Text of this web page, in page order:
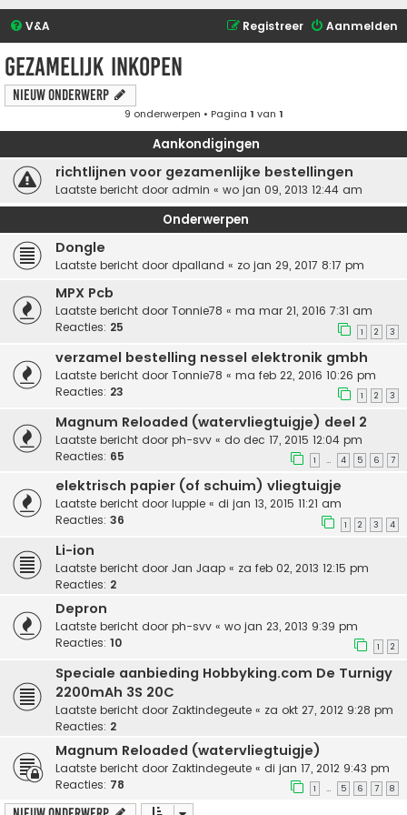
V&A Aanmelden
Registreer
Gezamelijk inkopen
Nieuw onderwerp
9 onderwerpen • Pagina 1 van 1
Aankondigingen
richtlijnen voor gezamenlijke bestellingen
Laatste bericht door admin « wo jan 09, 2013 12:44 am
Onderwerpen
Dongle
Laatste bericht door dpalland « zo jan 29, 2017 8:17 pm
MPX Pcb
Laatste bericht door Tonnie78 « ma mar 21, 2016 7:31 am
Reacties: 25 1 2 3
verzamel bestelling nessel elektronik gmbh
Laatste bericht door Tonnie78 « ma feb 22, 2016 10:26 pm
Reacties: 23 1 2 3
Magnum Reloaded (watervliegtuigje) deel 2
Laatste bericht door ph-svv « do dec 17, 2015 12:04 pm
Reacties: 65 1 … 4 5 6 7
elektrisch papier (of schuim) vliegtuigje
Laatste bericht door luppie « di jan 13, 2015 11:21 am
Reacties: 36 1 2 3 4
Li-ion
Laatste bericht door Jan Jaap « za feb 02, 2013 12:15 pm
Reacties: 2
Depron
Laatste bericht door ph-svv « wo jan 23, 2013 9:39 pm
Reacties: 10 1 2
Speciale aanbieding Hobbyking.com De Turnigy
2200mAh 3S 20C
Laatste bericht door Zaktindegeute « za okt 27, 2012 9:28 pm
Reacties: 2
Magnum Reloaded (watervliegtuigje)
Laatste bericht door Zaktindegeute « di jan 17, 2012 9:43 pm
Reacties: 78 1 … 5 6 7 8